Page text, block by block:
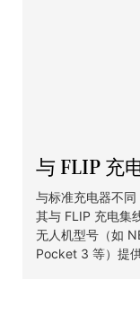
与 FLIP 充
与标准充电器不
其与 FLIP 充电集
无人机型号（如
Pocket 3 等）提